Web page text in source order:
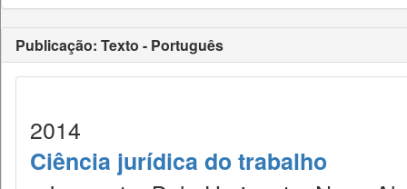
Publicação: Texto - Português
2014
Ciência jurídica do trabalho